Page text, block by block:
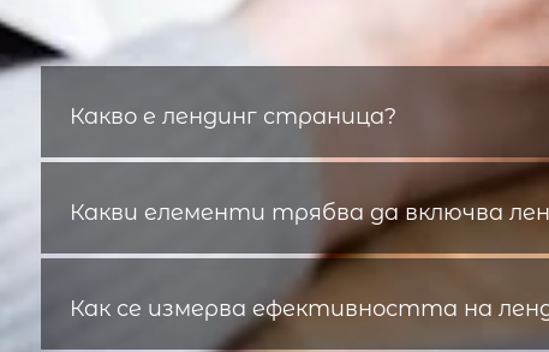
Какво е лендинг страница?
Какви елементи трябва да включва
Как се измерва ефективността на